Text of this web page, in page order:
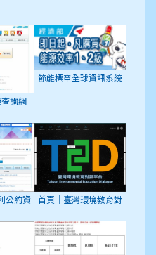
詢網
節能標章全球資訊系統
公約資
首頁｜臺灣環境教育對